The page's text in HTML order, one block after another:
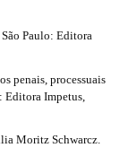
Paulo: Editora
penais, processuais
Impetus,
Moritz Schwarcz.